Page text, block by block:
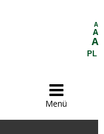
A
A
A
PL

Menü